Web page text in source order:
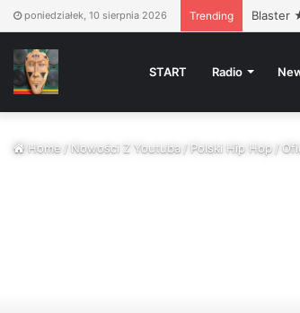
poniedziałek, 10 sierpnia 2026 Trending Sauce
START Radio
Home/Nowości Z Youtuba/Polski Hip Hop/